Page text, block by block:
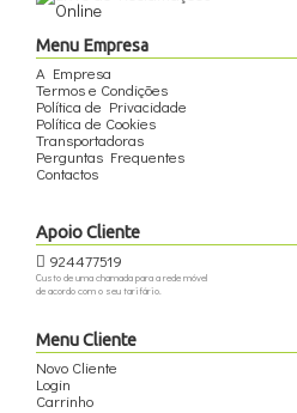
Menu Empresa
A Empresa
Termos e Condições
Política de Privacidade
Política de Cookies
Transportadoras
Perguntas Frequentes
Contactos
Apoio Cliente
924477519
Custo de uma chamada para a rede móvel
de acordo com o seu tarifário.
Menu Cliente
Novo Cliente
Login
Carrinho